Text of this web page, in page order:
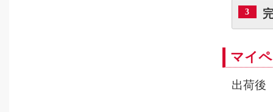
3
マイ
出荷後